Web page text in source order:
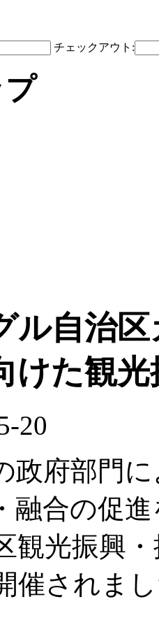
チェックアウト:
ル自治
けた観
20
政府部門
融合の促
観光振興
催されま